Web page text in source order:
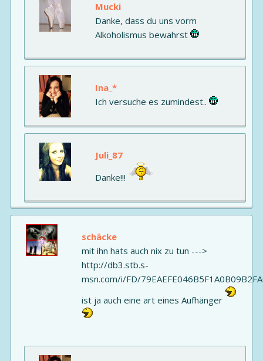
Mucki
Danke, dass du uns vorm
Alkoholismus bewahrst
Ina_*
Ich versuche es zumindest..
Juli_87
Danke!!!
schäcke
mit ihn hats auch nix zu tun --->
http://db3.stb.s-
msn.com/i/FD/
ist ja auch eine art eines Aufhänger